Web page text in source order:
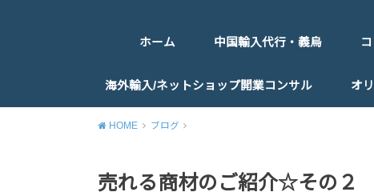
ホーム 中国輸入代行・義烏
仕入代行
仕入同行
お問い合わせ
海外輸入/ネットショップ開業コンサル
コンサルティングお申込みフォーム
オ
HOME ブログ
売れる商材のご紹介☆その２